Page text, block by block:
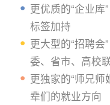
更优质的“企业
标签加持
更大型的“招聘
委、省市、高校
更独家的“师兄
辈们的就业方向